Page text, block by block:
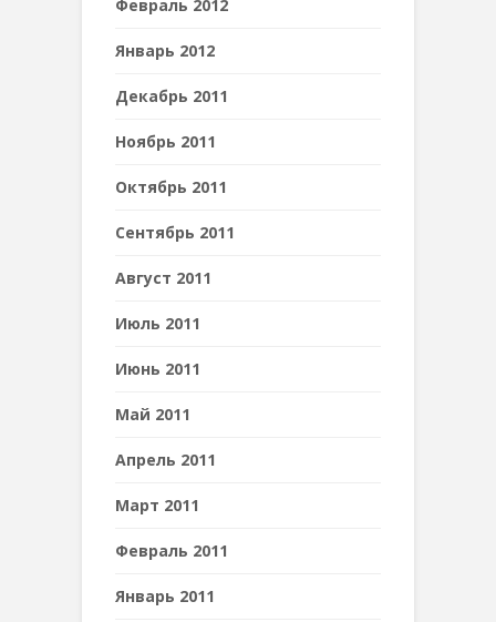
Февраль 2012
Январь 2012
Декабрь 2011
Ноябрь 2011
Октябрь 2011
Сентябрь 2011
Август 2011
Июль 2011
Июнь 2011
Май 2011
Апрель 2011
Март 2011
Февраль 2011
Январь 2011